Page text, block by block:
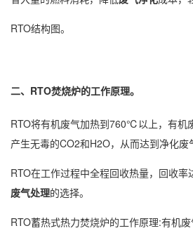
RTO结构图。
二、RTO焚烧炉的工作原理。
RTO将有机废气加热到760℃以上，有机
产生无毒的CO2和H2O，从而达到净化废
RTO在工作过程中全程回收热量，回收率
废气处理的选择。
RTO蓄热式热力焚烧炉的工作原理:有机